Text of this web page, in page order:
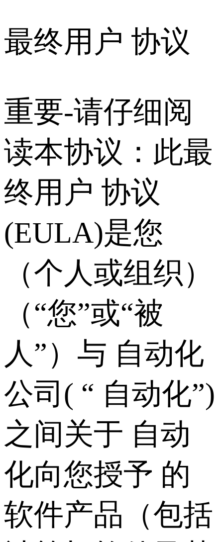
最终用户 协议
重要‑请仔细阅
读本协议：此最
终用户 协议
(EULA)是您
（个人或组织）
（“您”或“被
人”）与 自动化
公司( “ 自动化”)
之间关于 自动
化向您授予 的
软件产品（包括